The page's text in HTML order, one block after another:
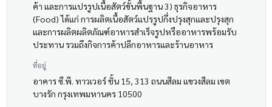
ค้า และการแปรรูปเนื้อสัตว์ขั้นพื้นฐาน 3) ธุรกิจอาหาร
(Food) ได้แก่ การผลิตเนื้อสัตว์แปรรูปกึ่งปรุงสุกและปรุงสุก
และการผลิตผลิตภัณฑ์อาหารสำเร็จรูปหรืออาหารพร้อมรับ
ประทาน รวมถึงกิจการค้าปลีกอาหารและร้านอาหาร
ที่อยู่
อาคาร ซี.พี. ทาวเวอร์ ชั้น 15, 313 ถนนสีลม แขวงสีลม เขต
บางรัก กรุงเทพมหานคร 10500